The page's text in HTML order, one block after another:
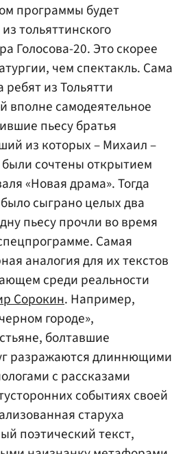
программы будет
тольяттинского
Голосова-20. Это скорее
чем спектакль. Сама
ребят из Тольятти
вполне самодеятельное
пьесу братья
из которых – Михаил –
сочтены открытием
«Новая драма». Тогда
сыграно целых два
пьесу прочли во время
Самая
аналогия для их текстов
среди реальности
Сорокин. Например,
городе»,
болтавшие
разражаются длиннющими
с рассказами
событиях своей
старуха
поэтический текст,